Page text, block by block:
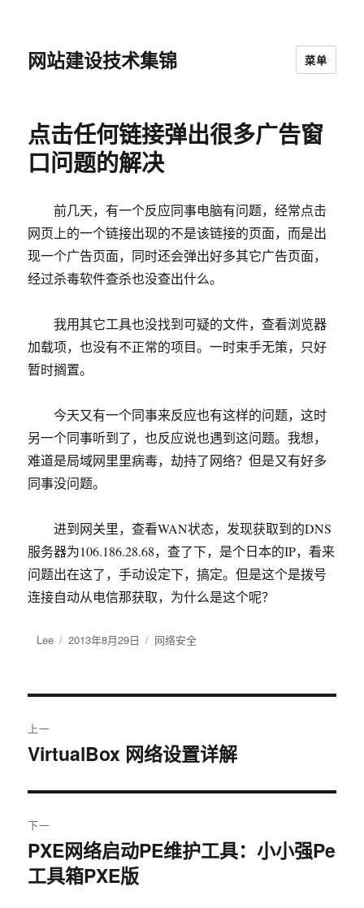
网站建设技术集锦 菜单
点击任何链接弹出很多广告窗
口问题的解决
前几天，有一个反应同事电脑有问题，经常点击
网页上的一个链接出现的不是该链接的页面，而是出
现一个广告页面，同时还会弹出好多其它广告页面，
经过杀毒软件查杀也没查出什么。
我用其它工具也没找到可疑的文件，查看浏览器
加载项，也没有不正常的项目。一时束手无策，只好
暂时搁置。
今天又有一个同事来反应也有这样的问题，这时
另一个同事听到了，也反应说也遇到这问题。我想，
难道是局域网里里病毒，劫持了网络？但是又有好多
同事没问题。
进到网关里，查看WAN状态，发现获取到的DNS
服务器为106.186.28.68，查了下，是个日本的IP，看来
问题出在这了，手动设定下，搞定。但是这个是拨号
连接自动从电信那获取，为什么是这个呢？
作
Lee
发
2013年8月29日
分
网络安全
章
航
上一
上
文
章：
VirtualBox 网络设置详解
下一
下
篇
PXE网络启动PE维护工具：小小强Pe
工具箱PXE版